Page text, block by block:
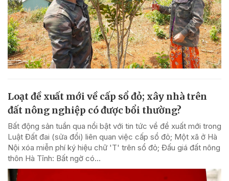
Loạt đề xuất mới về cấp sổ đỏ; xây nhà trên
đất nông nghiệp có được bổi thường?
Bất động sản tuần qua nổi bật với tin tức về đề xuất mới trong
Luật Đất đai (sửa đổi) liên quan việc cấp sổ đỏ; Một xã ở Hà
Nội xóa miễn phí ký hiệu chữ 'T' trên sổ đỏ; Đấu giá đất nông
thôn Hà Tĩnh: Bất ngờ có...